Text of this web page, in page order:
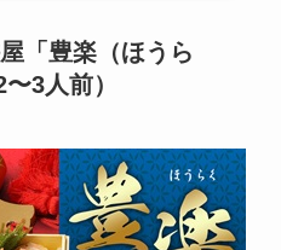
「豊楽（ほうら
3人前）